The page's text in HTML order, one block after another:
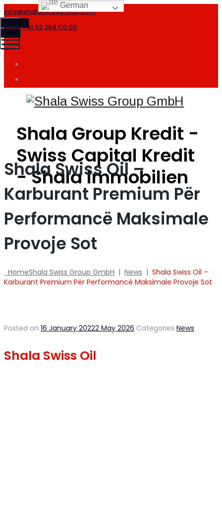
info@shalaswissgroup.com
+41 52 264 00 00
Shala Group Kredit -
Swiss Capital Kredit
- Shala Immobilien
TOGGLE
MENU
Shala Swiss Oil –
Karburant Premium Për
Performancë Maksimale
Provoje Sot
HomeShala Swiss Group GmbH | News | Shala Swiss Oil –
Karburant Premium Për Performancë Maksimale Provoje Sot
Posted on 16 January 20222 May 2026 Categories News
Shala Swiss Oil
German